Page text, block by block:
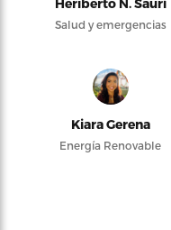
Heriberto N. Saurí
Salud y emergencias
Kiara Gerena
Energía Renovable